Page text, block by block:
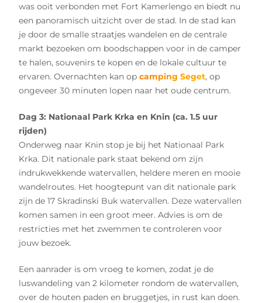
was ooit verbonden met Fort Kamerlengo en biedt nu
een panoramisch uitzicht over de stad. In de stad kan
je door de smalle straatjes wandelen en de centrale
markt bezoeken om boodschappen voor in de camper
te halen, souvenirs te kopen en de lokale cultuur te
ervaren. Overnachten kan op camping Seget, op
ongeveer 30 minuten lopen naar het oude centrum.
Dag 3: Nationaal Park Krka en Knin (ca. 1.5 uur
rijden)
Onderweg naar Knin stop je bij het Nationaal Park
Krka. Dit nationale park staat bekend om zijn
indrukwekkende watervallen, heldere meren en mooie
wandelroutes. Het hoogtepunt van dit nationale park
zijn de 17 Skradinski Buk watervallen. Deze watervallen
komen samen in een groot meer. Advies is om de
restricties met het zwemmen te controleren voor
jouw bezoek.
Een aanrader is om vroeg te komen, zodat je de
luswandeling van 2 kilometer rondom de watervallen,
over de houten paden en bruggetjes, in rust kan doen.